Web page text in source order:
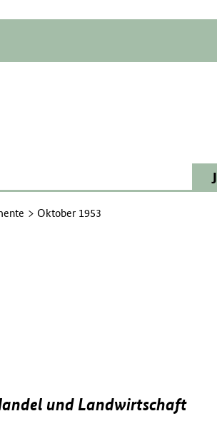
Oktober 1953
und Landwirtschaft